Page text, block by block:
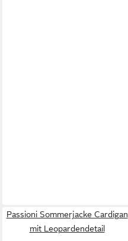
Passioni Sommerjacke Cardigan
mit Leopardendetail